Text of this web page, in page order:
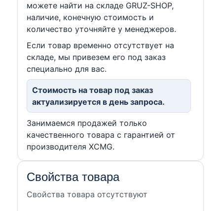
можете найти на складе GRUZ-SHOP,
наличие, конечную стоимость и
количество уточняйте у менеджеров.
Если товар временно отсутствует на
складе, мы привезем его под заказ
специально для вас.
Стоимость на товар под заказ
актуализируется в день запроса.
Занимаемся продажей только
качественного товара с гарантией от
производителя XCMG.
Свойства товара
Свойства товара отсутствуют